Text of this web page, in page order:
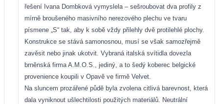
řešení Ivana Dombková vymyslela – sešroubovat dva profily z
mírně broušeného masivního nerezového plechu ve tvaru
písmene „S“ tak, aby k sobě vždy přilehly dvě protilehlé plochy.
Konstrukce se stává samonosnou, musí se však samozřejmě
zavěsit nebo jinak ukotvit. Vybraná italská svítidla dovezla
brněnská firma A.M.O.S., jediný, a to šedý koberec belgické
provenience koupili v Opavě ve firmě Velvet.
Na sluncem prozářené půdě byla zvolena citlivá barevnost, která
dala vyniknout ušlechtilosti použitých materiálů. Neutrální